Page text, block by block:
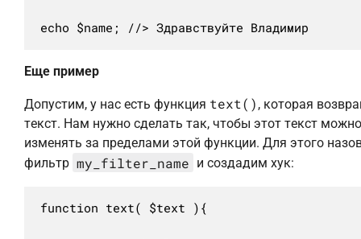
echo $name; //> Здравствуйте Владимир
Еще пример
Допустим, у нас есть функция text() , которая
текст. Нам нужно сделать так, чтобы этот текст
изменять за пределами этой функции. Для этого
фильтр my_filter_name и создадим хук:
function text( $text ){